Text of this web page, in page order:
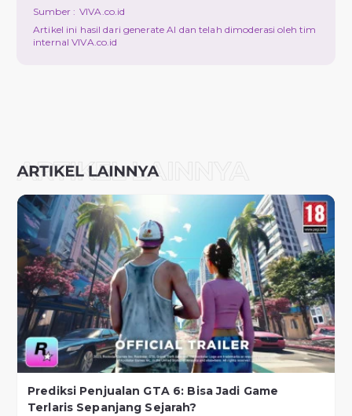
Sumber : VIVA.co.id
Artikel ini hasil dari generate AI dan telah dimoderasi oleh tim
internal VIVA.co.id
Prediksi Penjualan GTA 6: Bisa Jadi Game
Terlaris Sepanjang Sejarah?